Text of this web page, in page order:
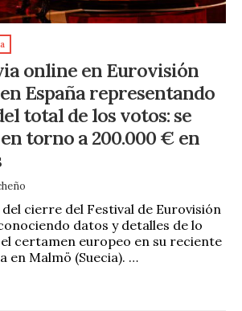
online en Eurovisión
España representando
total de los votos: se
torno a 200.000 € en
del cierre del Festival de Eurovisión
datos y detalles de lo
certamen europeo en su reciente
en Malmö (Suecia). …